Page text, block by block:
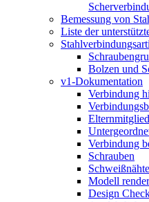
Bemessung von
Liste der
Bolzen und
v1-Dokumentation
Verbindung
Elternmitglied
Verbindung
Schrauben
Schweißnähte
Modell
Design